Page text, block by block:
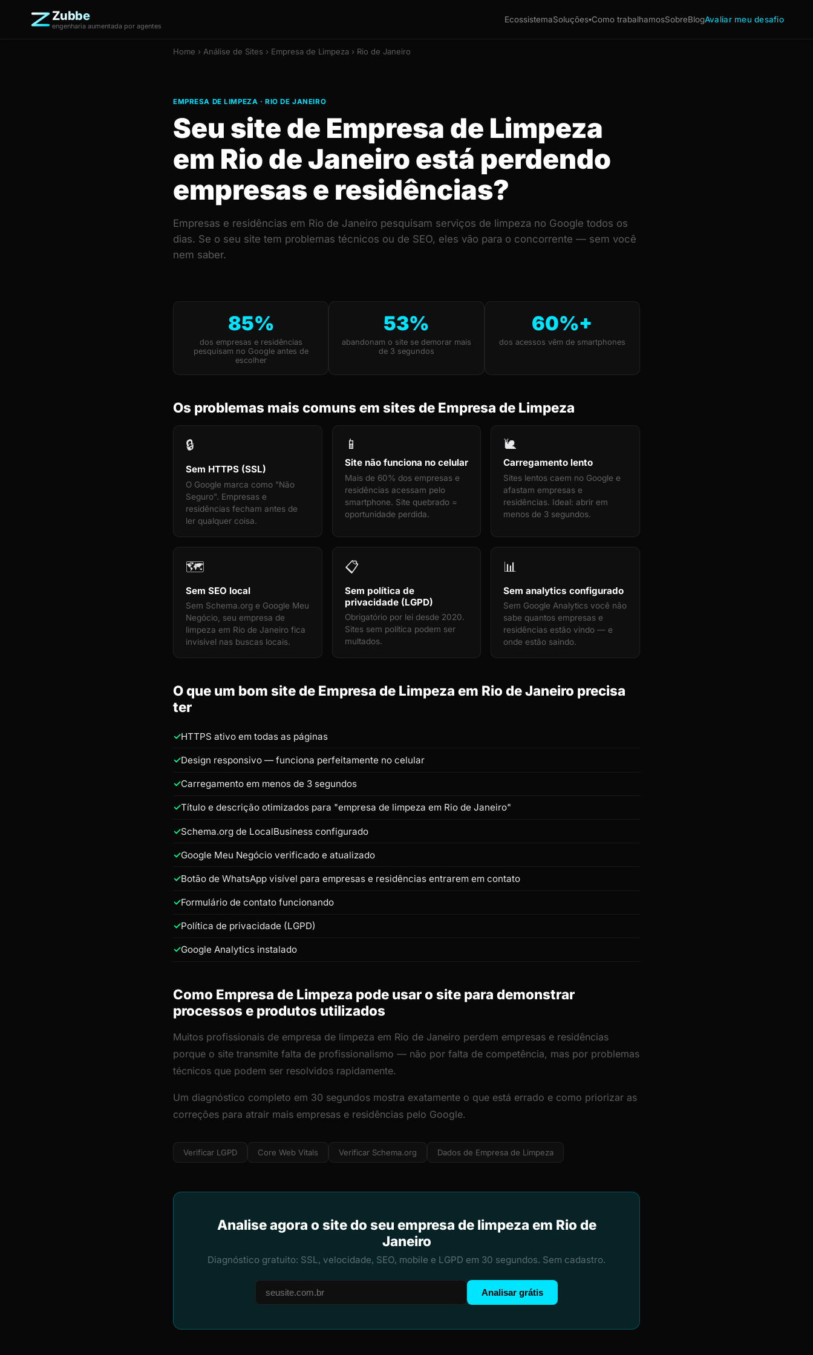
Zubbe
engenharia aumentada por agentes
EcossistemaSoluções▾Como trabalhamosSobreBlogAvaliar meu desafio
Home › Análise de Sites › Empresa de Limpeza › Rio de Janeiro
EMPRESA DE LIMPEZA · RIO DE JANEIRO
Seu site de Empresa de Limpeza
em Rio de Janeiro está perdendo
empresas e residências?
Empresas e residências em Rio de Janeiro pesquisam serviços de limpeza no Google todos os
dias. Se o seu site tem problemas técnicos ou de SEO, eles vão para o concorrente — sem você
nem saber.
85%
dos empresas e residências
pesquisam no Google antes de
escolher
53%
abandonam o site se demorar mais
de 3 segundos
60%+
dos acessos vêm de smartphones
Os problemas mais comuns em sites de Empresa de Limpeza
🔒
Sem HTTPS (SSL)
O Google marca como "Não
Seguro". Empresas e
residências fecham antes de
ler qualquer coisa.
📱
Site não funciona no celular
Mais de 60% dos empresas e
residências acessam pelo
smartphone. Site quebrado =
oportunidade perdida.
🐌
Carregamento lento
Sites lentos caem no Google e
afastam empresas e
residências. Ideal: abrir em
menos de 3 segundos.
🗺️
Sem SEO local
Sem Schema.org e Google Meu
Negócio, seu empresa de
limpeza em Rio de Janeiro fica
invisível nas buscas locais.
📋
Sem política de
privacidade (LGPD)
Obrigatório por lei desde 2020.
Sites sem política podem ser
multados.
📊
Sem analytics configurado
Sem Google Analytics você não
sabe quantos empresas e
residências estão vindo — e
onde estão saindo.
O que um bom site de Empresa de Limpeza em Rio de Janeiro precisa
ter
HTTPS ativo em todas as páginas
Design responsivo — funciona perfeitamente no celular
Carregamento em menos de 3 segundos
Título e descrição otimizados para "empresa de limpeza em Rio de Janeiro"
Schema.org de LocalBusiness configurado
Google Meu Negócio verificado e atualizado
Botão de WhatsApp visível para empresas e residências entrarem em contato
Formulário de contato funcionando
Política de privacidade (LGPD)
Google Analytics instalado
Como Empresa de Limpeza pode usar o site para demonstrar
processos e produtos utilizados
Muitos profissionais de empresa de limpeza em Rio de Janeiro perdem empresas e residências
porque o site transmite falta de profissionalismo — não por falta de competência, mas por problemas
técnicos que podem ser resolvidos rapidamente.
Um diagnóstico completo em 30 segundos mostra exatamente o que está errado e como priorizar as
correções para atrair mais empresas e residências pelo Google.
Verificar LGPD Core Web Vitals Verificar Schema.org Dados de Empresa de Limpeza
Analise agora o site do seu empresa de limpeza em Rio de
Janeiro
Diagnóstico gratuito: SSL, velocidade, SEO, mobile e LGPD em 30 segundos. Sem cadastro.
Analisar grátis